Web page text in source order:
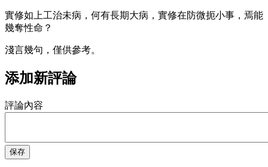
實修如上工治未病，何有長期大病，實修在防微扼小事，焉能
幾奪性命？
淺言幾句，僅供參考。
添加新評論
評論內容
保存